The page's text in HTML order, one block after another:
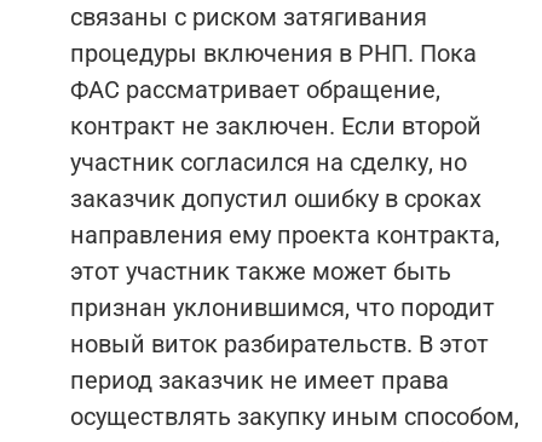
связаны с риском затягивания
процедуры включения в РНП. Пока
ФАС рассматривает обращение,
контракт не заключен. Если второй
участник согласился на сделку, но
заказчик допустил ошибку в сроках
направления ему проекта контракта,
этот участник также может быть
признан уклонившимся, что породит
новый виток разбирательств. В этот
период заказчик не имеет права
осуществлять закупку иным способом,